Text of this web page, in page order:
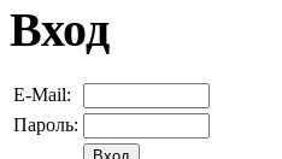
Вход
E-Mail:
Пароль: